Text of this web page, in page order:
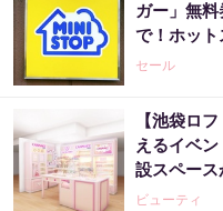
ガー」無
で！ホット
セール
【池袋ロ
えるイベ
設スペース
ビューティ